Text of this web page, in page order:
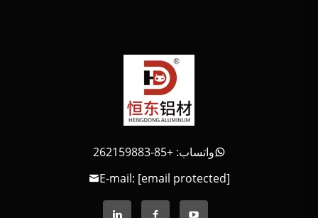
واتساب: +85-262159883
E-mail: [email protected]